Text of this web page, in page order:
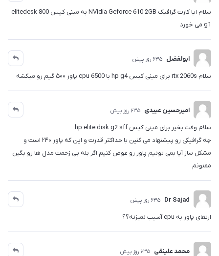
سلام ایا کارت گرافیک NVidia Geforce 610 2GB به مینی کیس elitedesk 800
g1 می خورد
ابولفضل 635 روز پیش
سلام rtx 2060s برای مینی کیس hp g4 با cpu 6500 پاور ۵۰۰ گیم رو میکشه
امیرحسین عبیدی 635 روز پیش
سلام وفت بخیر برای مینی کیس hp elite disk g2 sff
چه گرافیکی رو پیشنهاد می کنین با حداکثر قدرت و این که پاور ۲۴۰ است و
مشکل ساز آیا بمی تونیم پاور رو عوض کنیم اگر بله بی زحمت مدل ها رو بگین
ممنونم
Dr Sajad 635 روز پیش
ارتقای پاور به cpu آسیب نمیزنه؟؟
محمد علینقی 635 روز پیش